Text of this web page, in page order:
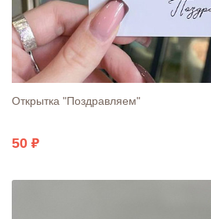
Открытка "Поздравляем"
50